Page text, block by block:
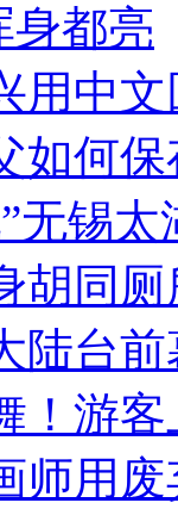
身都亮
用中
如何
无锡
胡同
陆台
！游客
师用